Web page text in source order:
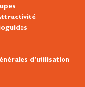
d’utilisation